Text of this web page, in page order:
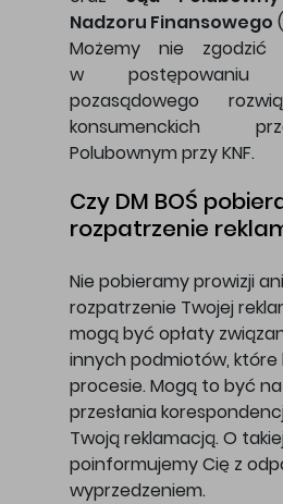
Nadzoru Finansowego (
Możemy nie
w
pozasądowego
konsumenckich
Polubownym przy KNF.
Czy DM BOŚ
rozpatrzenie
Nie pobieramy prowizji
rozpatrzenie Twojej
mogą być opłaty
innych podmiotów, które
procesie. Mogą to być
przesłania
Twoją reklamacją. O
poinformujemy Cię z
wyprzedzeniem.